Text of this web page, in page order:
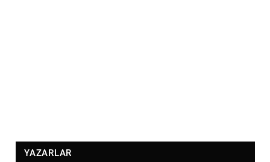
YAZARLAR